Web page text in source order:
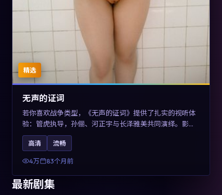
精选
无声的证词
若你喜欢战争类型，《无声的证词》提供了扎实的视听体
验：管虎执导，孙俪、河正宇与长泽雅美共同演绎。影片
2019年于澳大利亚上映，内容在罪案类型框架内探讨制度
与个体关系，关键词包含高清流畅、人物关系与情节反
转，适合检索「2019战争」「澳大利亚电影」的用户。
高清 流畅
4万 83个月前
最新剧集